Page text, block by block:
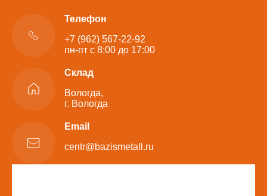
Телефон
+7 (962) 567-22-92
пн-пт с 8:00 до 17:00
Склад
Вологда,
г. Вологда
Email
centr@bazismetall.ru